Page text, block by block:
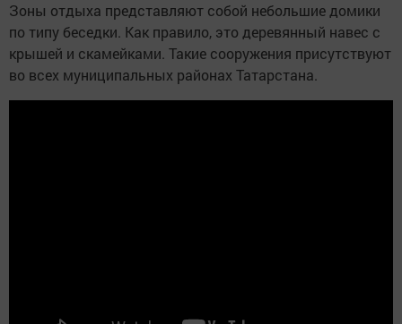
Зоны отдыха представляют собой небольшие домики
по типу беседки. Как правило, это деревянный навес с
крышей и скамейками. Такие сооружения присутствуют
во всех муниципальных районах Татарстана.